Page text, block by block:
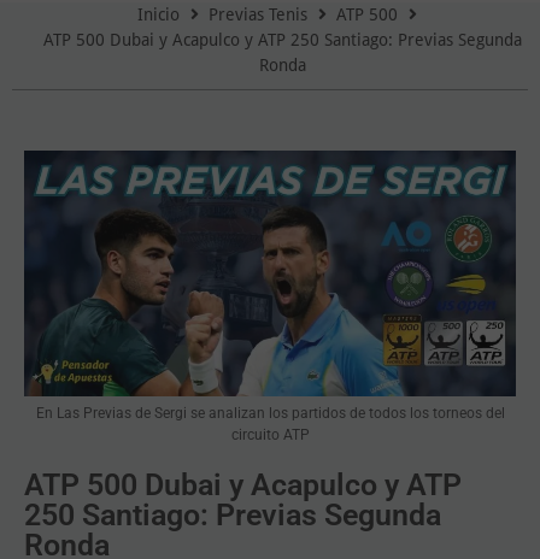
Inicio Previas Tenis
ATP 500
ATP 500 Dubai y Acapulco y ATP 250 Santiago: Previas Segunda
Ronda
En Las Previas de Sergi se analizan los partidos de todos los torneos del
circuito ATP
ATP 500 Dubai y Acapulco y ATP
250 Santiago: Previas Segunda
Ronda